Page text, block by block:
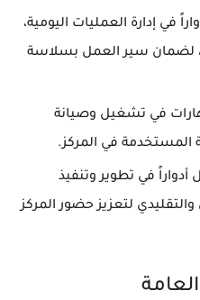
في إدارة العمليات اليومية،
لضمان سير العمل بسلاسة
في تشغيل وصيانة
المستخدمة في المركز.
في تطوير وتنفيذ
لتعزيز حضور المركز